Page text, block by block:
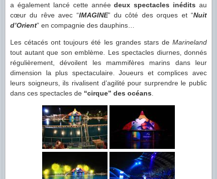
a également lancé cette annéedeux spectacles inédits au
cœur du rêve avec “IMAGINE” du côté des orques et “Nuit
d’Orient” en compagnie des dauphins…
Les cétacés ont toujours été les grandes stars de Marineland
tout autant que son emblème. Les spectacles diurnes, donnés
régulièrement, dévoilent les mammifères marins dans leur
dimension la plus spectaculaire. Joueurs et complices avec
leurs soigneurs, ils rivalisent d’agilité pour surprendre le public
dans ces spectacles de “cirque” des océans